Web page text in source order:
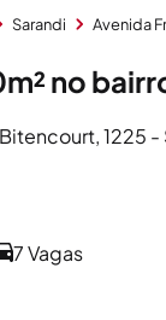
Sarandi Avenida
no
1225 -
7 Vagas